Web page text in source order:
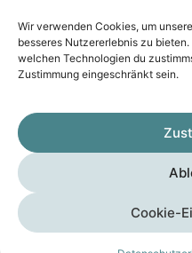
Wir verwenden Cookies, um
besseres Nutzererlebnis zu
welchen Technologien du
Zustimmung eingeschränkt sein.
Cookie-
Unsere
E-Mail:
am Traunsee,